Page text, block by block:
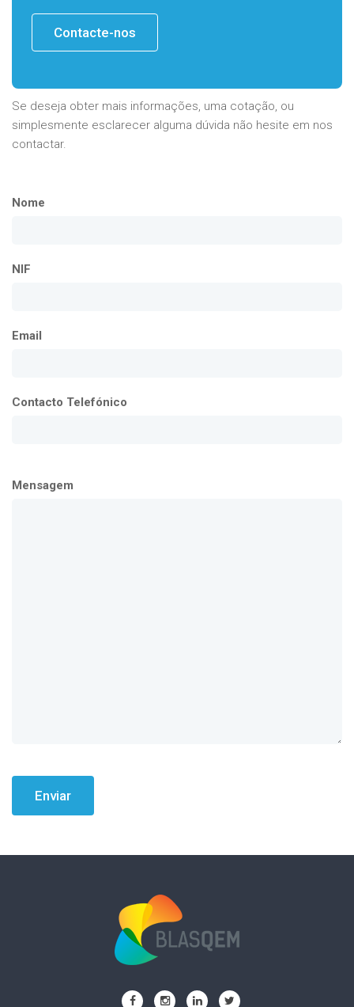
Contacte-nos
Se deseja obter mais informações, uma cotação, ou
simplesmente esclarecer alguma dúvida não hesite em nos
contactar.
Nome
NIF
Email
Contacto Telefónico
Mensagem
Enviar